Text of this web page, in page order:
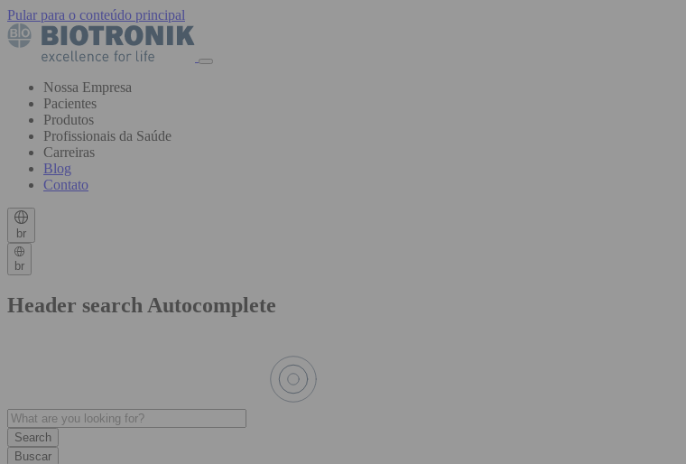
Pular para o conteúdo principal
Nossa Empresa
Pacientes
Produtos
Profissionais da Saúde
Carreiras
Blog
Contato
br
br
Header search Autocomplete
Buscar